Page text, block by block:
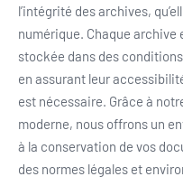
l’intégrité des archives,
numérique. Chaque
stockée dans des
en assurant leur
est nécessaire. Grâce à
moderne, nous offrons un
à la conservation de vos
des normes légales et